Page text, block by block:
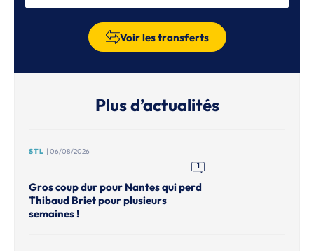
Voir les transferts
Plus d’actualités
STL | 06/08/2026
1
Gros coup dur pour Nantes qui perd
Thibaud Briet pour plusieurs
semaines !